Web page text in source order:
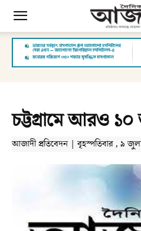
চট্টগ্রামে আরও
আজাদী প্রতিবেদন | বৃহস্পতিবার , ৯